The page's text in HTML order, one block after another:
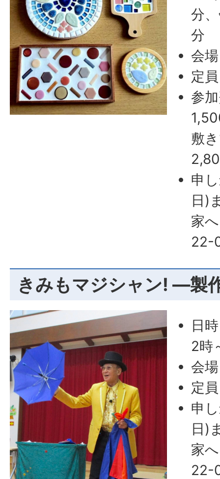
分
分
会
定
参
敷
申
日)
家
22-
きみもマジシャン! ―製
日
2時
会
定
申
日)
家
22-